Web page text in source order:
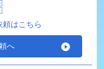
頼はこちら
へ